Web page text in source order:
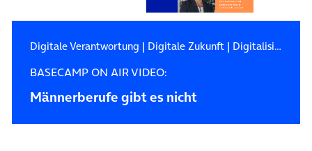
Digitale Verantwortung | Digitale Zukunft| Digitalisierung
BASECAMP ON AIR VIDEO:
Männerberufe gibt es nicht